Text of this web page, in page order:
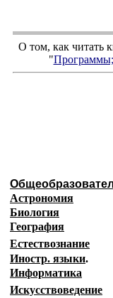
О том, как читать
"
Астрономия
Биология
География
Естествознание
Иностр. языки.
Информатика
Искусствоведение